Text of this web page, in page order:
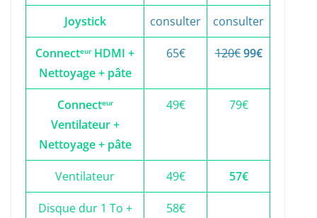
Joystick consulter consulter
Connecteur HDMI +
Nettoyage + pâte
65€ 120€ 99€
Connecteur
Ventilateur +
Nettoyage + pâte
49€ 79€
Ventilateur 49€ 57€
Disque dur 1 To +
58€